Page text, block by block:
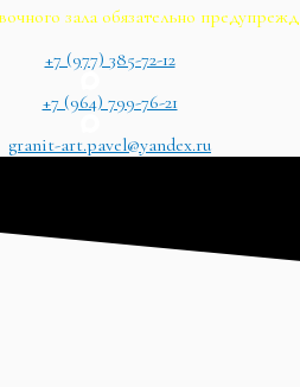
зала обязательно
+7 (977) 385-72-12
+7 (964) 799-76-21
granit-art.pavel@yandex.ru